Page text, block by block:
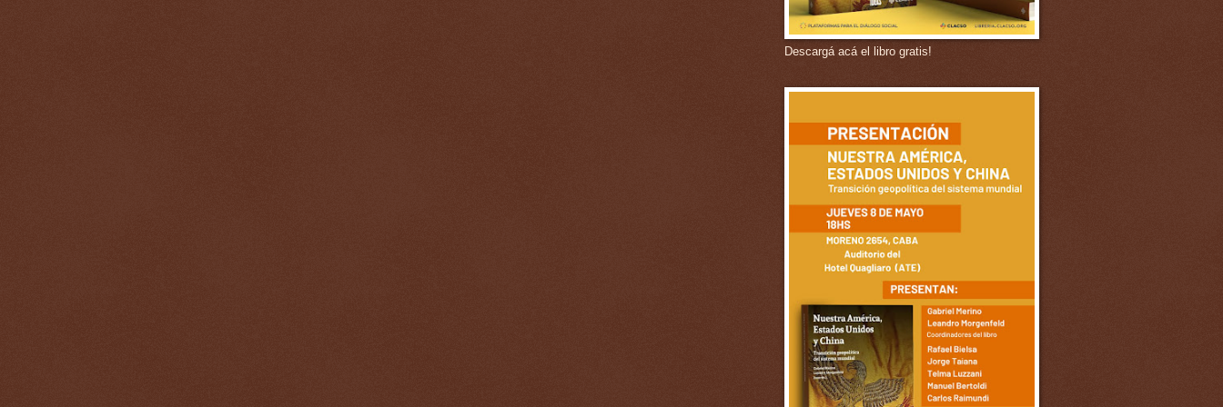
Descargá acá el libro gratis!